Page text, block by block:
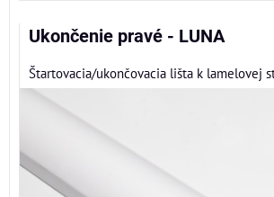
Ukončenie pravé - LUNA
Štartovacia/ukončovacia lišta k lamelovej